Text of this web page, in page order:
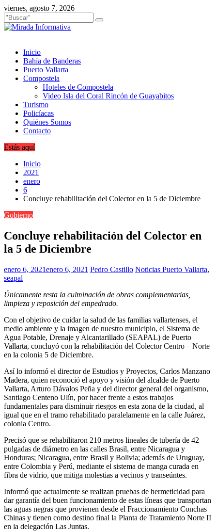
Saltar
al
contenido
viernes, agosto 7, 2026
Inicio
Bahía de Banderas
Puerto Vallarta
Compostela
Hoteles de Compostela
Video Isla del Coral Rincón de Guayabitos
Turismo
Policíacas
Quiénes Somos
Contacto
Estás aquí
Inicio
2021
enero
6
Concluye rehabilitación del Colector en la 5 de Diciembre
Gobierno
Concluye rehabilitación del Colector en
la 5 de Diciembre
enero 6, 2021enero 6, 2021 Pedro Castillo Noticias Puerto Vallarta,
seapal
Únicamente resta la culminación de obras complementarias,
limpieza y reposición del empedrado.
Con el objetivo de cuidar la salud de las familias vallartenses, el
medio ambiente y la imagen de nuestro municipio, el Sistema de
Agua Potable, Drenaje y Alcantarillado (SEAPAL) de Puerto
Vallarta, concluyó con la rehabilitación del Colector Centro – Norte
en la colonia 5 de Diciembre.
Así lo informó el director de Estudios y Proyectos, Carlos Manzano
Madera, quien reconoció el apoyo y visión del alcalde de Puerto
Vallarta, Arturo Dávalos Peña y del director general del organismo,
Santiago Centeno Ulín, por hacer frente a estos trabajos
fundamentales para disminuir riesgos en esta zona de la ciudad, al
igual que en el tramo rehabilitado paralelamente en la calle Juárez,
colonia Centro.
Precisó que se rehabilitaron 210 metros lineales de tubería de 42
pulgadas de diámetro en las calles Brasil, entre Nicaragua y
Honduras; Nicaragua, entre Brasil y Bolivia; además de Uruguay,
entre Colombia y Perú, mediante el sistema de manga curada en
fibra de vidrio, que mitiga molestias a vecinos y transeúntes.
Informó que actualmente se realizan pruebas de hermeticidad para
dar garantía del buen funcionamiento de estas líneas que transportan
las aguas negras que provienen desde el Fraccionamiento Conchas
Chinas y tienen como destino final la Planta de Tratamiento Norte II
en la delegación Las Juntas.